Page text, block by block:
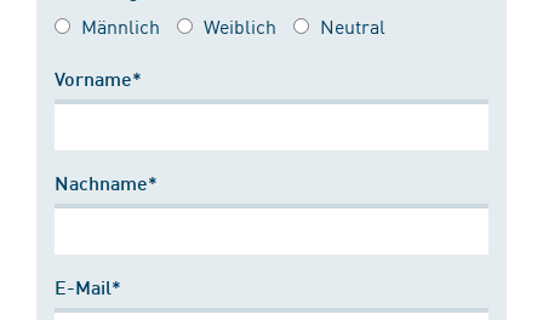
Männlich Weiblich Neutral
Vorname*
Nachname*
E-Mail*